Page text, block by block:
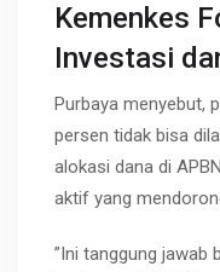
Kemenkes
Investasi
Purbaya menyebut,
persen tidak bisa
alokasi dana di
aktif yang
”Ini tanggung jawab